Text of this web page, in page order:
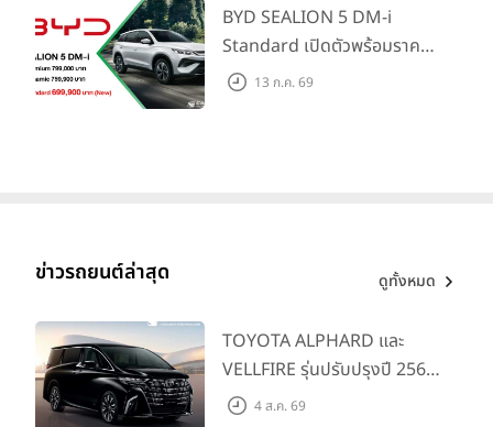
แรก)
BYD SEALION 5 DM-i
Standard เปิดตัวพร้อมราคา
คาดการณ์ 699,900 บาท รุ่น
13 ก.ค. 69
ข่าวรถยนต์ล่าสุด ดูทั้งหมด
TOYOTA ALPHARD และ
VELLFIRE รุ่นปรับปรุงปี 2569
พร้อมรุ่นย่อยใหม่ HEV
4 ส.ค. 69